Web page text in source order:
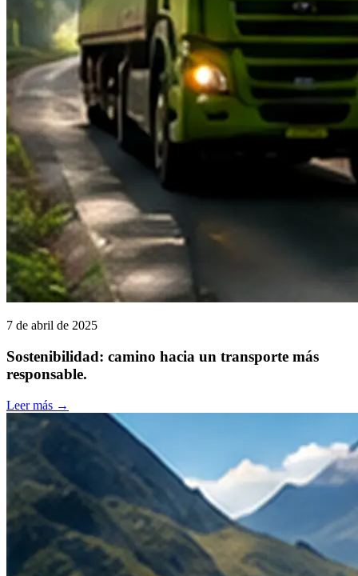
7 de abril de 2025
Sostenibilidad: camino hacia un transporte más
responsable.
Leer más →